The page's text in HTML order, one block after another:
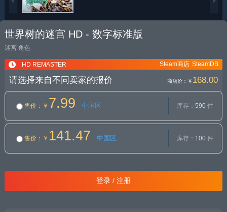
世界树的迷宫 HD - 数字标准版
迷宫 角色
HD REMASTER SteamDB
Steam商店
请选择来自不同卖家的报价 商店价： ￥ 168.00
售价 ：￥ 7.99 中国区 库存： 590件
售价 ：￥ 141.47 中国区 库存： 100件
登录 / 注册